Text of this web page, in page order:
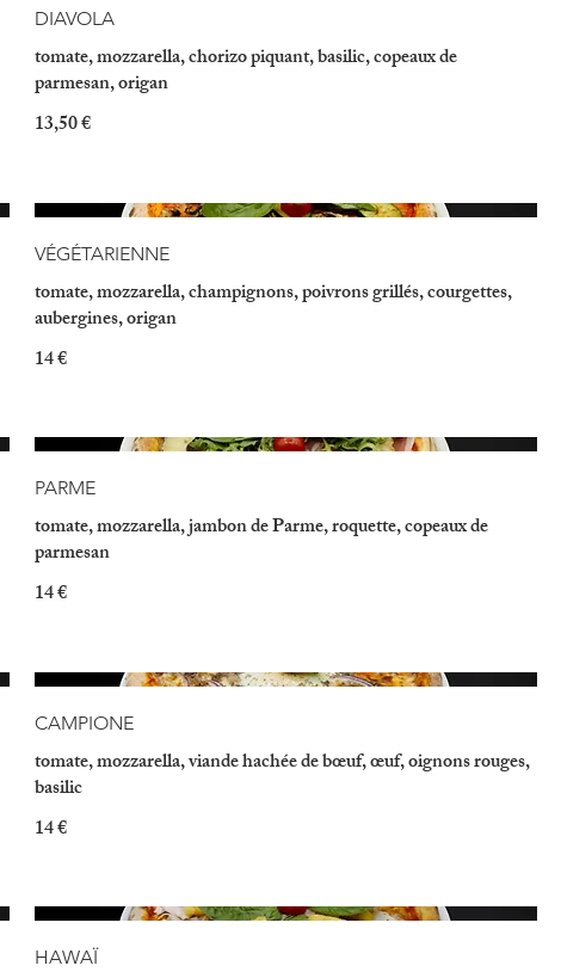
DIAVOLA
tomate, mozzarella, chorizo piquant, basilic, copeaux de
parmesan, origan
13,50 €
VÉGÉTARIENNE
tomate, mozzarella, champignons, poivrons grillés, courgettes,
aubergines, origan
14 €
PARME
tomate, mozzarella, jambon de Parme, roquette, copeaux de
parmesan
14 €
CAMPIONE
tomate, mozzarella, viande hachée de bœuf, œuf, oignons rouges,
basilic
14 €
HAWAÏ